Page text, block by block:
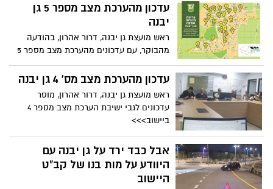
נפילתו של עומר גברה, בנו של קב"ט היישוב,
אמיר גברה. רק היום הותר לפרסום, ושירות
תפקידו, במהלך לחימה מול חוליות מחבלים
שפשטו על יישובי העוטף.
עדכון מהערכת מצב מספר 5 גן
יבנה
ראש מועצת גן יבנה, דרור אהרון, בהודעה
מהבוקר, עם עדכונים מהערכת מצב מספר 5
שהתקיימה היום>>>
עדכון מהערכת מצב מס' 4 גן יבנה
ראש מועצת גן יבנה, דרור אהרון, מוסר
עדכונים לגבי ישיבת הערכת מצב מספר 4
ביישוב>>>
אבל כבד ירד על גן יבנה עם
היוודע על מות בנו של קב"ט
היישוב